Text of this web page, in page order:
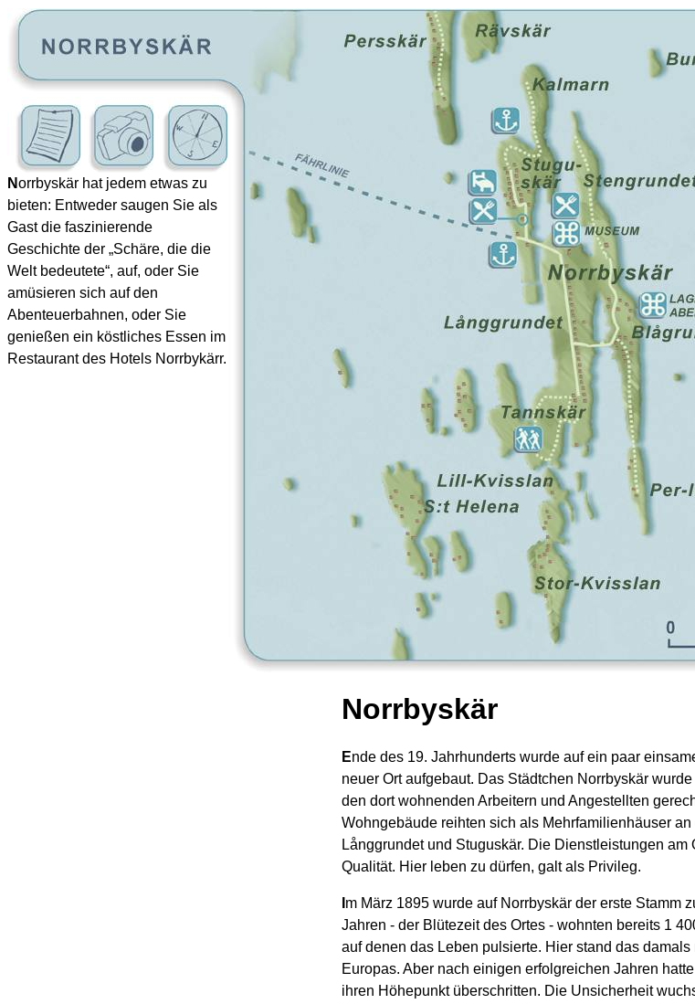
Norrbyskär hat jedem etwas zu
bieten: Entweder saugen Sie als
Gast die faszinierende
Geschichte der „Schäre, die die
Welt bedeutete“, auf, oder Sie
amüsieren sich auf den
Abenteuerbahnen, oder Sie
genießen ein köstliches Essen im
Restaurant des Hotels Norrbykärr.
Norrbyskär
Ende des 19. Jahrhunderts wurde auf ein paar
neuer Ort aufgebaut. Das Städtchen Norrbyskär
den dort wohnenden Arbeitern und Angestellten
Wohngebäude reihten sich als Mehrfamilienhäuser
Långgrundet und Stuguskär. Die Dienstleistungen am
Qualität. Hier leben zu dürfen, galt als Privileg.
m März 1895 wurde auf Norrbyskär der erste Stamm
Jahren - der Blütezeit des Ortes - wohnten bereits 1
auf denen das Leben pulsierte. Hier stand das
Europas. Aber nach einigen erfolgreichen Jahren
ihren Höhepunkt überschritten. Die Unsicherheit